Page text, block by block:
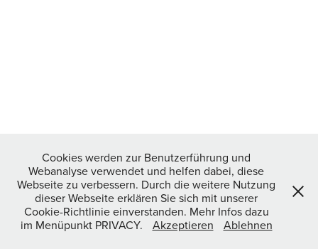
Cookies werden zur Benutzerführung und
Webanalyse verwendet und helfen dabei, diese
Webseite zu verbessern. Durch die weitere Nutzung
dieser Webseite erklären Sie sich mit unserer
Cookie-Richtlinie einverstanden. Mehr Infos dazu
im Menüpunkt PRIVACY.
Akzeptieren Ablehnen